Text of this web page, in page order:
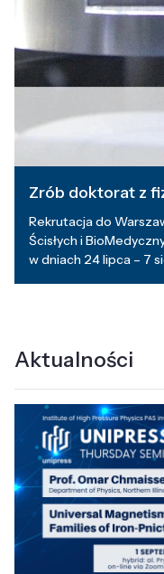
Zrób doktorat z
Rekrutacja do
Ścisłych i
w dniach 24 lipca – 7
Aktualności